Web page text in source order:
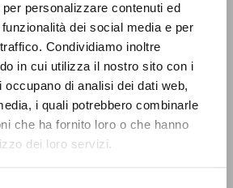
personalizzare contenuti ed
dei social media e per
Condividiamo inoltre
in cui utilizza il nostro sito con i
di analisi dei dati web,
i quali potrebbero combinarle
che ha fornito loro o che hanno
dei loro servizi.
of the Castello Estense, on
Monday - Saturday from 9 a.m. to 6
from 9.30 a.m. to 5.30 p.m. It is
Day.
0532-419190
AND WOULD YOU LIKE
TO BE PART OF THE INFERRARA